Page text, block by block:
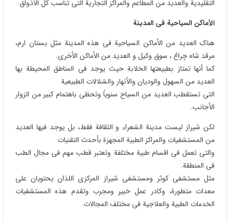
التقلیدیة والعدید من المطاعم والمراکز التجاریة التی تناسب کل الأذواق.
الأماکن السیاحیة فی المدینة
هناک العدید من الأماکن السیاحیة فی هذه المدینة مثل بستان ارم،
مرقد شاه چراغ ، سوق وکیل و العدید من الأماکن الأخرى.
کما أنها تمتاز بطبیعتها الخلابة حیث یوجد فی المناطق المحیطة بها
العدید من السهول والودیان والأنهار والشلالات الطبیعیة
التی تستقطب العدید من السیاح سنویاً وتحظى باهتمام کبیر من الزوار
الأجانب.
لکن شیراز لیست مدینة الشعراء و الثقافة فقط، بل یوجد فیها العدید
من المستشفیات والمراکز الطبیة المجهزة بأحدث التقنیات
والتی تعمل فی اقسام طبیة مختلفة وتعتبر قطب مهم فی مجال الطب
فی المنطقة.
مثل مستشفى کوثر ومستشفی شیراز المرکزی اللذان یحتویان علی
معدات متطورة، وکادر عمل خبیر ومجرب وتقدم هذه المستشفیات
الخدمات الطبیة والعلاجیة فی مختلف المجالات.